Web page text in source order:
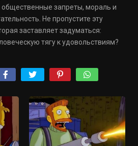
запреты, мораль и
Не пропустите эту
заставляет задуматься:
тягу к удовольствиям?